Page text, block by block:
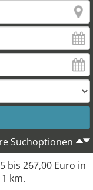
Suchoptionen
bis 267,00 Euro in
km.